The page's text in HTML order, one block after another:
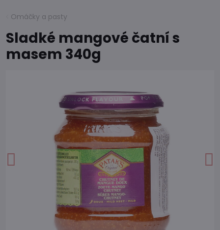
Omáčky a pasty
Sladké mangové čatní s
masem 340g